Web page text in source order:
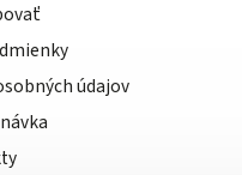
údajov